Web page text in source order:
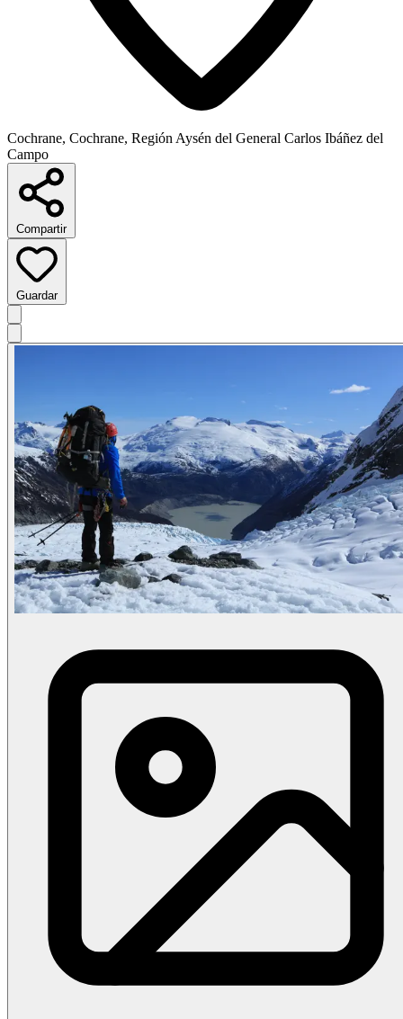
Cochrane, Cochrane, Región Aysén del General Carlos Ibáñez del
Campo
Compartir
Guardar